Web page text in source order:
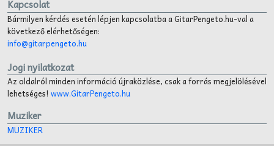
Kapcsolat
Bármilyen kérdés esetén lépjen kapcsolatba a GitarPengeto.hu-val a
következő elérhetőségen:
info@gitarpengeto.hu
Jogi nyilatkozat
Az oldalról minden információ újraközlése, csak a forrás megjelölésével
lehetséges! www.GitarPengeto.hu
Muziker
MUZIKER